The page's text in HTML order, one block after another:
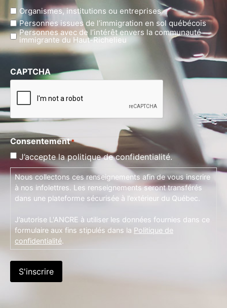
Organismes, institutions ou entreprises
Personnes issues de l’immigration en sol québécois
Personnes avec de l’intérêt envers la communauté
immigrante du Haut-Richelieu
CAPTCHA
Consentement*
J’accepte la politique de confidentialité.
Nous collectons ces renseignements afin de vous inscrire
à nos infolettres. Les renseignements seront transférés
dans une plateforme sécurisée à l’extérieur du Québec.
J’autorise L'ANCRE à utiliser les données fournies dans ce
formulaire aux fins stipulés dans la Politique de
confidentialité.
S'inscrire